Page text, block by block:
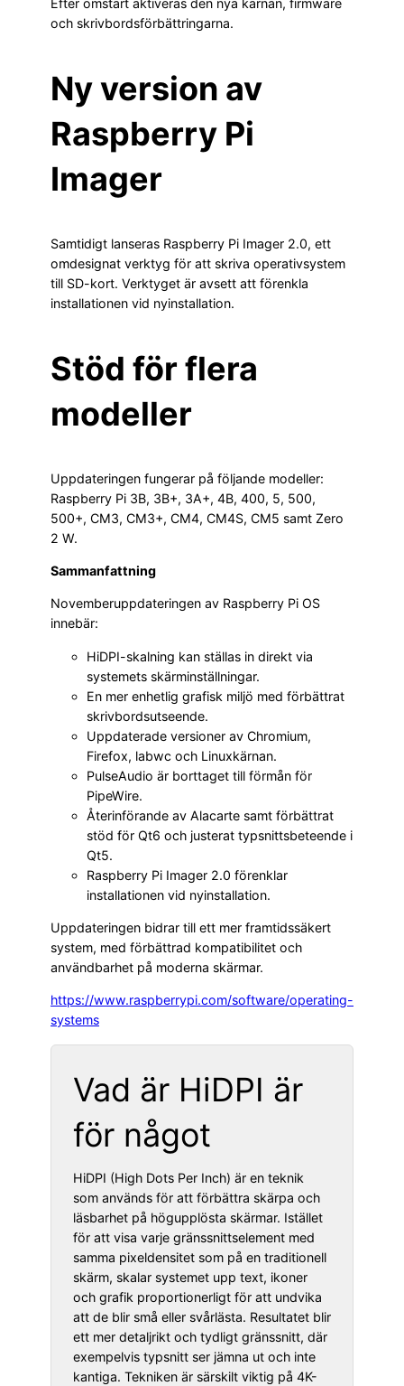
och skrivbordsförbättringarna.
Ny version av
Raspberry Pi
Imager
Samtidigt lanseras Raspberry Pi Imager 2.0, ett
omdesignat verktyg för att skriva operativsystem
till SD-kort. Verktyget är avsett att förenkla
installationen vid nyinstallation.
Stöd för flera
modeller
Uppdateringen fungerar på följande modeller:
Raspberry Pi 3B, 3B+, 3A+, 4B, 400, 5, 500,
500+, CM3, CM3+, CM4, CM4S, CM5 samt Zero
2 W.
Sammanfattning
Novemberuppdateringen av Raspberry Pi OS
innebär:
HiDPI-skalning kan ställas in direkt via
systemets skärminställningar.
En mer enhetlig grafisk miljö med förbättrat
skrivbordsutseende.
Uppdaterade versioner av Chromium,
Firefox, labwc och Linuxkärnan.
PulseAudio är borttaget till förmån för
PipeWire.
Återinförande av Alacarte samt förbättrat
stöd för Qt6 och justerat typsnittsbeteende i
Qt5.
Raspberry Pi Imager 2.0 förenklar
installationen vid nyinstallation.
Uppdateringen bidrar till ett mer framtidssäkert
system, med förbättrad kompatibilitet och
användbarhet på moderna skärmar.
https://www.raspberrypi.com/software/operating-
systems
Vad är HiDPI är
för något
HiDPI (High Dots Per Inch) är en teknik
som används för att förbättra skärpa och
läsbarhet på högupplösta skärmar. Istället
för att visa varje gränssnittselement med
samma pixeldensitet som på en traditionell
skärm, skalar systemet upp text, ikoner
och grafik proportionerligt för att undvika
att de blir små eller svårlästa. Resultatet blir
ett mer detaljrikt och tydligt gränssnitt, där
exempelvis typsnitt ser jämna ut och inte
kantiga. Tekniken är särskilt viktig på 4K-